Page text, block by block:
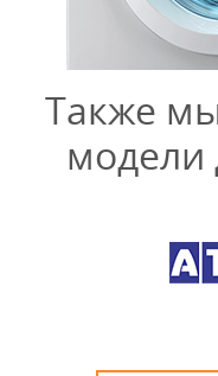
Также
модели